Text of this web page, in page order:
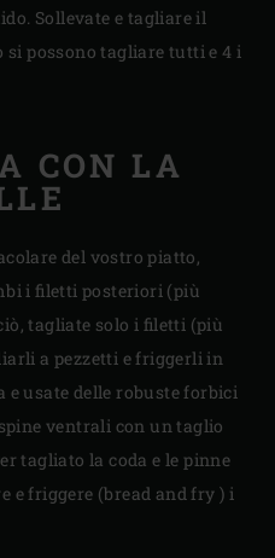
Sollevate e tagliare il
possono tagliare tutti e 4 i
CON LA
del vostro piatto,
i filetti posteriori (più
tagliate solo i filetti (più
a pezzetti e friggerli in
e usate delle robuste forbici
ventrali con un taglio
tagliato la coda e le pinne
e friggere (bread and fry ) i